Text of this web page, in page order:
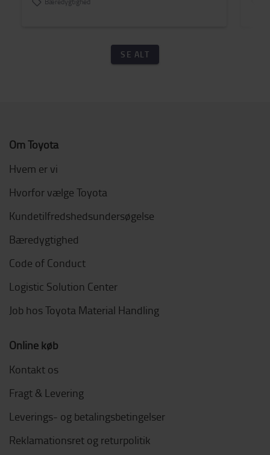
SE ALT
Om Toyota
Hvem er vi
Hvorfor vælge Toyota
Kundetilfredshedsundersøgelse
Bæredygtighed
Code of Conduct
Logistic Solution Center
Job hos Toyota Material Handling
Online køb
Kontakt os
Fragt & Levering
Leverings- og betalingsbetingelser
Reklamationsret og returpolitik